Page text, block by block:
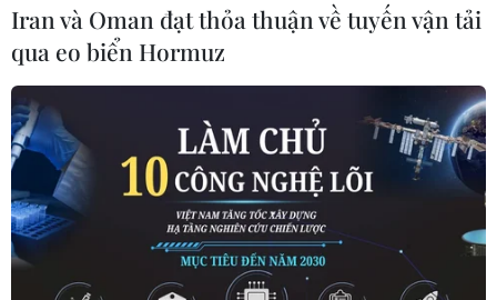
Nhà bán lẻ thời trang trực tuyến lớn
nhất châu Âu thu hẹp dự báo lợi
nhuận
05/08/2026 08:55
Lợi nhuận doanh nghiệp tăng tốc tạo
nền tảng cho thị trường chứng
khoán
Iran và Oman đạt thỏa thuận về tuyến vận tải
qua eo biển Hormuz